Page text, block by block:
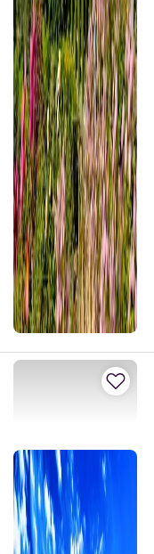
Zur